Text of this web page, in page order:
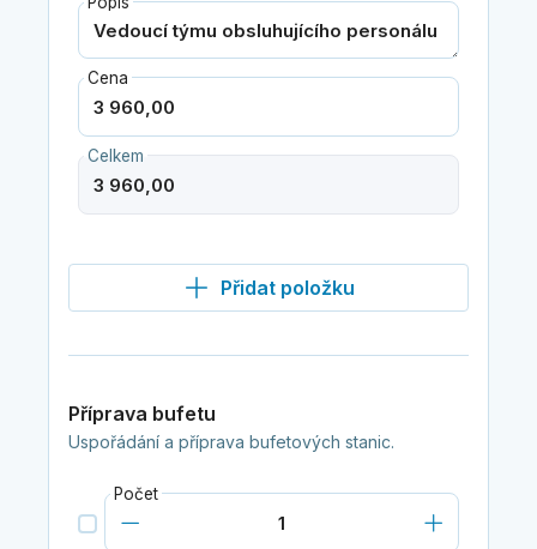
Cena
Celkem
Přidat položku
Příprava bufetu
Uspořádání a příprava bufetových stanic.
Počet